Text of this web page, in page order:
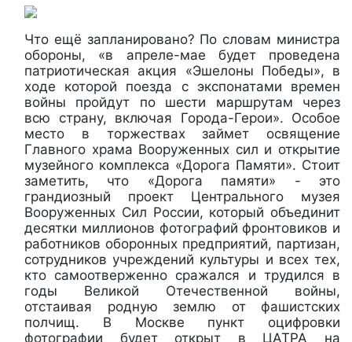
Что ещё запланировано? По словам министра
обороны, «в апреле-мае будет проведена
патриотическая акция «Эшелоны Победы», в
ходе которой поезда с экспонатами времен
войны пройдут по шести маршрутам через
всю страну, включая Города-Герои». Особое
место в торжествах займет освящение
Главного храма Вооруженных сил и открытие
музейного комплекса «Дорога Памяти». Стоит
заметить, что «Дорога памяти» - это
грандиозный проект Центрального музея
Вооруженных Сил России, который объединит
десятки миллионов фотографий фронтовиков и
работников оборонных предприятий, партизан,
сотрудников учреждений культуры и всех тех,
кто самоотверженно сражался и трудился в
годы Великой Отечественной войны,
отстаивая родную землю от фашистских
полчищ. В Москве пункт оцифровки
фотографии будет открыт в ЦАТРА на